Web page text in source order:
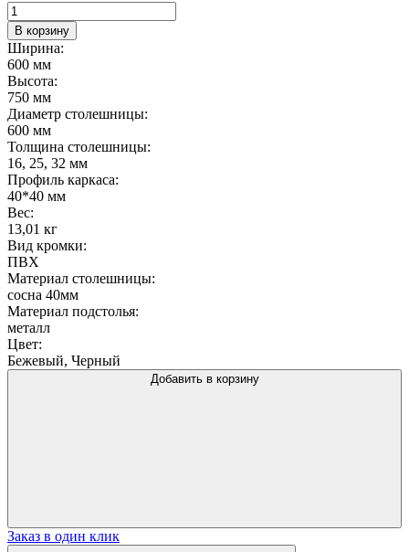
Количество
товара
Стол
лофт
Muk
В корзину
Ширина:
600 мм
Высота:
750 мм
Диаметр столешницы:
600 мм
Толщина столешницы:
16, 25, 32 мм
Профиль каркаса:
40*40 мм
Вес:
13,01 кг
Вид кромки:
ПВХ
Материал столешницы:
сосна 40мм
Материал подстолья:
металл
Цвет:
Бежевый, Черный
Добавить в корзину
Заказ в один клик